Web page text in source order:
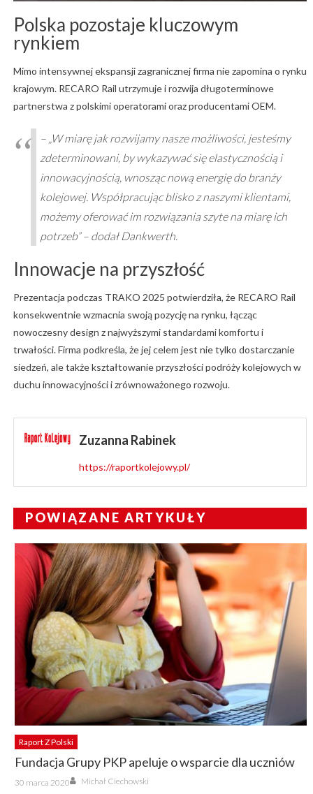
Polska pozostaje kluczowym
rynkiem
Mimo intensywnej ekspansji zagranicznej firma nie zapomina o rynku
krajowym. RECARO Rail utrzymuje i rozwija długoterminowe
partnerstwa z polskimi operatorami oraz producentami OEM.
– „W miarę jak rozwijamy nasze możliwości, jesteśmy
zdeterminowani, by wykazywać się elastycznością i
innowacyjnością, wnosząc nową energię do branży
kolejowej. Współpracując blisko z naszymi klientami,
możemy oferować im rozwiązania szyte na miarę ich
potrzeb”– dodał Dankwerth.
Innowacje na przyszłość
Prezentacja podczas TRAKO 2025 potwierdziła, że RECARO Rail
konsekwentnie wzmacnia swoją pozycję na rynku, łącząc
nowoczesny design z najwyższymi standardami komfortu i
trwałości. Firma podkreśla, że jej celem jest nie tylko dostarczanie
siedzeń, ale także kształtowanie przyszłości podróży kolejowych w
duchu innowacyjności i zrównoważonego rozwoju.
Zuzanna Rabinek
https://raportkolejowy.pl/
POWIĄZANE ARTYKUŁY
Raport Z Polski
Fundacja Grupy PKP apeluje o wsparcie dla uczniów
Posted
on
30 marca 2020 Author
Michał Ciechowski